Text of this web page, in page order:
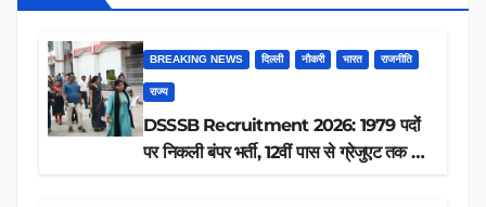
BREAKING NEWS दिल्ली नौकरी भारत राजनीति
राज्य
DSSSB Recruitment 2026: 1979 पदों
पर निकली बंपर भर्ती, 12वीं पास से ग्रेजुएट तक करें